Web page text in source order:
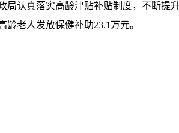
局认真落实高龄津贴补贴制度，不断提
龄老人发放保健补助23.1万元。